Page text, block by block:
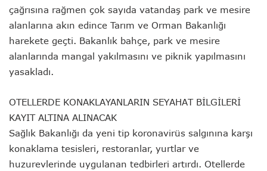
çağrısına rağmen çok sayıda vatandaş park ve mesire
alanlarına akın edince Tarım ve Orman Bakanlığı
harekete geçti. Bakanlık bahçe, park ve mesire
alanlarında mangal yakılmasını ve piknik yapılmasını
yasakladı.
OTELLERDE KONAKLAYANLARIN SEYAHAT BİLGİLERİ
KAYIT ALTINA ALINACAK
Sağlık Bakanlığı da yeni tip koronavirüs salgınına karşı
konaklama tesisleri, restoranlar, yurtlar ve
huzurevlerinde uygulanan tedbirleri artırdı. Otellerde